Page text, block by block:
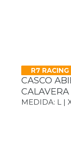
R7 RACING
CASCO
MEDIDA: L |